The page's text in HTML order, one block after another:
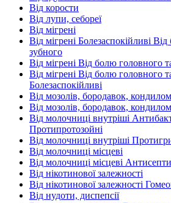
Від корости
Від лупи, себореї
Від мігрені
Від мігрені Болезаспокійливі
зубного
Від мігрені Від болю головного
Від мігрені Від болю головного
Болезаспокійливі
Від мозолів, бородавок, кондилом
Від мозолів, бородавок,
Від молочниці внутріші
Протипротозойні
Від молочниці внутріші
Від молочниці місцеві
Від молочниці місцеві
Від нікотинової залежності
Від нікотинової залежності
Від нудоти, диспепсії